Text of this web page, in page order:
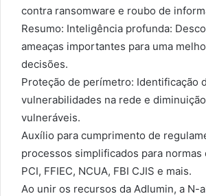
contra ransomware e roubo de
Resumo: Inteligência profunda:
ameaças importantes para uma
decisões.
Proteção de perímetro: Identificação
vulnerabilidades na rede e
vulneráveis.
Auxílio para cumprimento de
processos simplificados para normas
PCI, FFIEC, NCUA, FBI CJIS e mais.
Ao unir os recursos da Adlumin, a N-